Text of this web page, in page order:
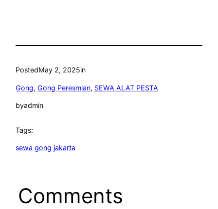
PostedMay 2, 2025in
Gong, Gong Peresmian, SEWA ALAT PESTA
byadmin
Tags:
sewa gong jakarta
Comments